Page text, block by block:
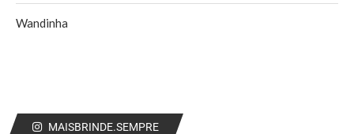
Wandinha
MAISBRINDE.SEMPRE